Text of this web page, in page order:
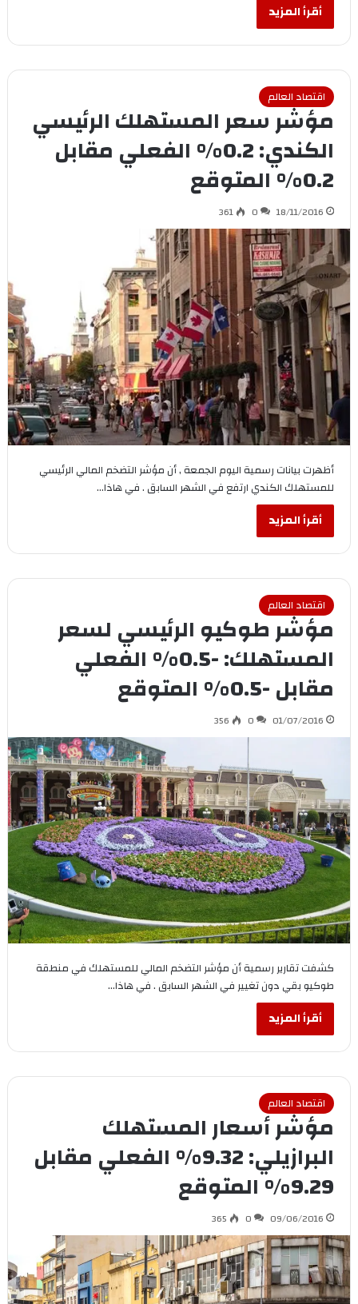
أقرأ المزيد
اقتصاد العالم
مؤشر سعر المستهلك الرئيسي
الكندي: 0.2% الفعلي مقابل
0.2% المتوقع
18/11/2016
0
361
أظهرت بيانات رسمية اليوم الجمعة , أن مؤشر التضخم المالي الرئيسي
للمستهلك الكندي ارتفع في الشهر السابق . في هاذا…
أقرأ المزيد
اقتصاد العالم
مؤشر طوكيو الرئيسي لسعر
المستهلك: -0.5% الفعلي
مقابل -0.5% المتوقع
01/07/2016
0
356
كشفت تقارير رسمية أن مؤشر التضخم المالي للمستهلك في منطقة
طوكيو بقي دون تغيير في الشهر السابق . في هاذا…
أقرأ المزيد
اقتصاد العالم
مؤشر أسعار المستهلك
البرازيلي: 9.32% الفعلي مقابل
9.29% المتوقع
09/06/2016
0
365